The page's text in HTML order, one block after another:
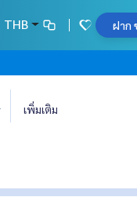
THB ฝาก
เพิ่มเติม